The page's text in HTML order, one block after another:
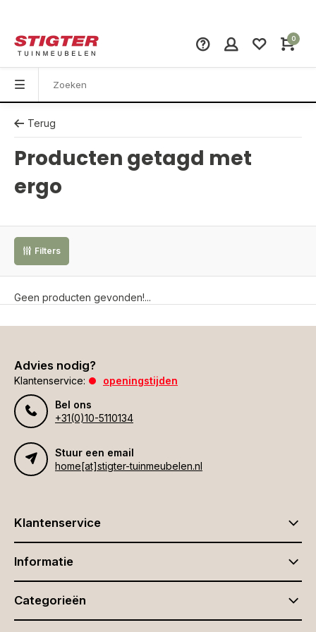
0
Terug
Producten getagd met
ergo
Filters
Geen producten gevonden!...
Advies nodig?
Klantenservice:
openingstijden
Bel ons
+31(0)10-5110134
Stuur een email
home[at]stigter-tuinmeubelen.nl
Klantenservice
Informatie
Categorieën